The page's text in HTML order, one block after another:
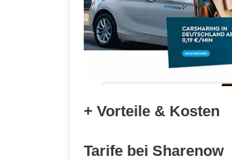
+ Vorteile & Kosten
Tarife bei Sharenow